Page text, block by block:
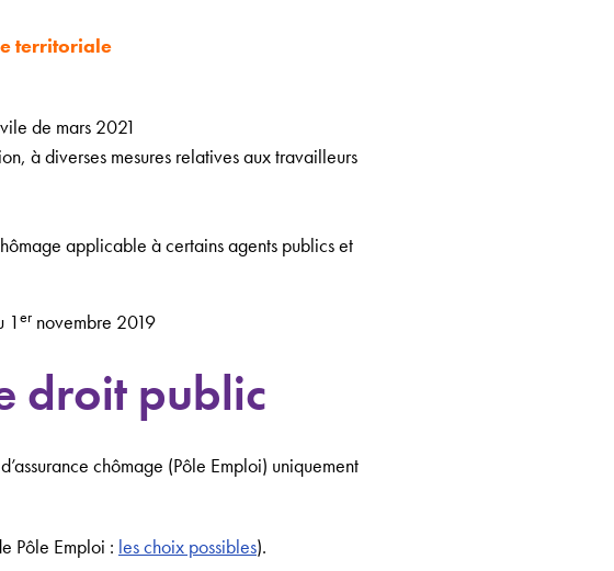
territoriale
de mars 2021
à diverses mesures relatives aux travailleurs
applicable à certains agents publics et
1er novembre 2019
droit public
chômage (Pôle Emploi) uniquement
Pôle Emploi : les choix possibles).